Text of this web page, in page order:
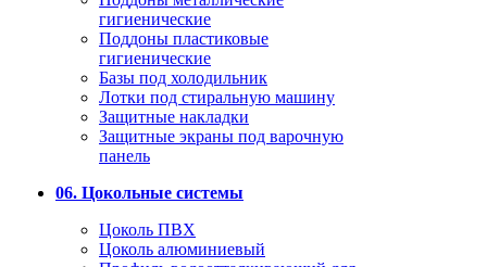
гигиенические
Поддоны пластиковые
гигиенические
Базы под холодильник
Лотки под стиральную машину
Защитные накладки
Защитные экраны под варочную
панель
06. Цокольные системы
Цоколь ПВХ
Цоколь алюминиевый